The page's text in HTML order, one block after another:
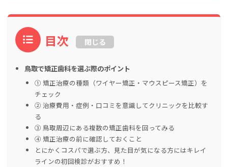
目次 閉じる
鳥取で矯正歯科を選ぶ際のポイント
① 矯正治療の種類（ワイヤー矯正・マウスピース矯正）を
チェック
② 治療費用・症例・口コミを意識してクリニックを比較す
る
③ 鳥取周辺にある複数の矯正歯科を回ってみる
④ 矯正治療の前に確認しておくこと
とにかくコスパで選ぶ方、見た目が気になる方にはキレイ
ラインの初回検診がおすすめ！